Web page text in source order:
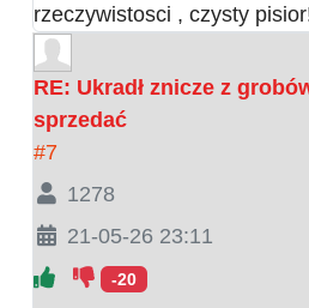
rzeczywistosci , czysty
RE: Ukradł znicze z
sprzedać
#7
1278
21-05-26 23:11
-20